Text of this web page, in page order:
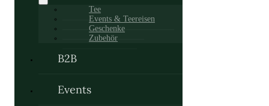
Tee
Events & Teereisen
Geschenke
Zubehör
B2B
Events